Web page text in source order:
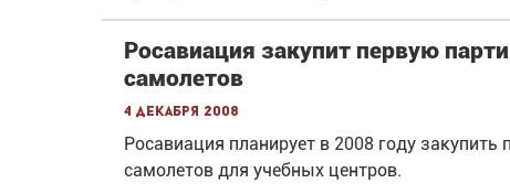
Росавиация закупит первую
самолетов
4 декабря 2008
Росавиация планирует в 2008 году
самолетов для учебных центров.